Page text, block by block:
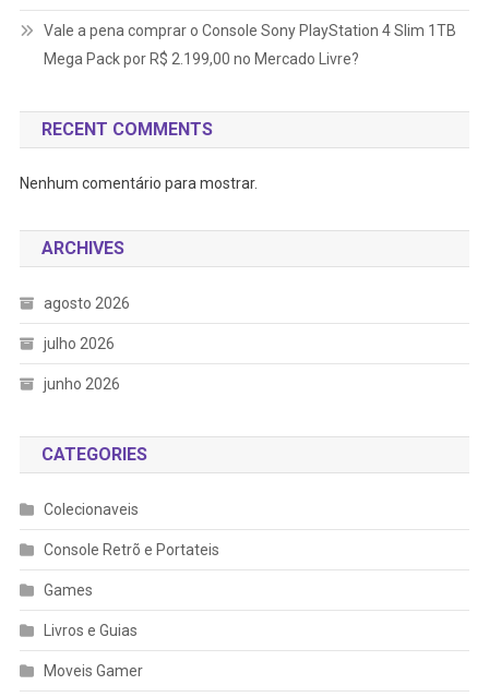
Vale a pena comprar o Console Sony PlayStation 4 Slim 1TB
Mega Pack por R$ 2.199,00 no Mercado Livre?
RECENT COMMENTS
Nenhum comentário para mostrar.
ARCHIVES
agosto 2026
julho 2026
junho 2026
CATEGORIES
Colecionaveis
Console Retrõ e Portateis
Games
Livros e Guias
Moveis Gamer